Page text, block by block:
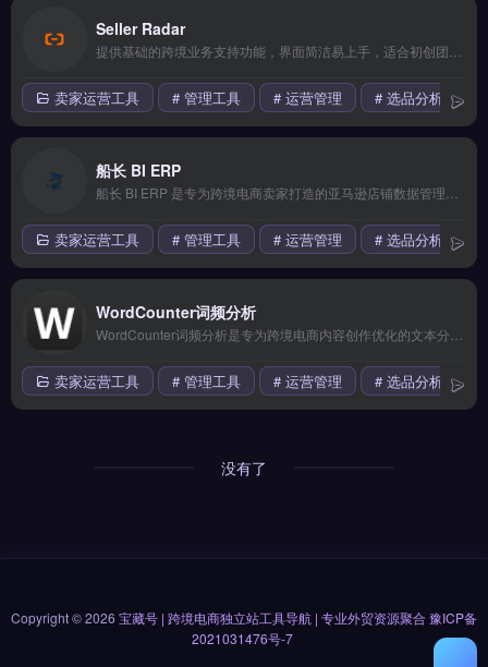
Seller Radar
卖家运营工具 # 管理工具 # 运营管理 # 选品分析
船长 BI ERP
卖家运营工具 # 管理工具 # 运营管理 # 选品分析
WordCounter词频分析
卖家运营工具 # 管理工具 # 运营管理 # 选品分析
没有了
Copyright © 2026 宝藏号 | 跨境电商独立站工具导航 | 专业外贸资源聚合豫ICP备
2021031476号-7